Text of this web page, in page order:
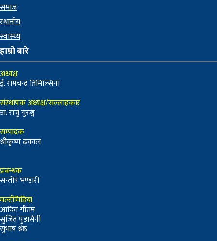
समाज
स्थानीय
स्वास्थ्य
हाम्रो बारे
अध्यक्ष
ई. रामचन्द्र तिमिल्सिना
संस्थापक अध्यक्ष/सल्लाहकार
डा. राजु गुरुङ्ग
सम्पादक
श्रीकृष्ण ढकाल
प्रबन्धक
सन्तोष भण्डारी
मल्टीमिडिया
आदित गौतम
सुजित पुडासैनी
सुभाष श्रेष्ठ